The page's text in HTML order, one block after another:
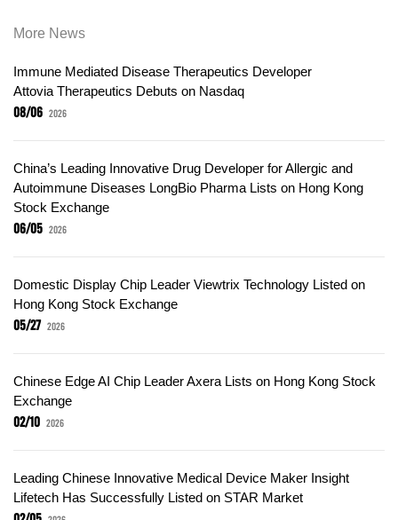
More News
Immune Mediated Disease Therapeutics Developer
Attovia Therapeutics Debuts on Nasdaq
08/06 2026
China’s Leading Innovative Drug Developer for Allergic and
Autoimmune Diseases LongBio Pharma Lists on Hong Kong
Stock Exchange
06/05 2026
Domestic Display Chip Leader Viewtrix Technology Listed on
Hong Kong Stock Exchange
05/27 2026
Chinese Edge AI Chip Leader Axera Lists on Hong Kong Stock
Exchange
02/10 2026
Leading Chinese Innovative Medical Device Maker Insight
Lifetech Has Successfully Listed on STAR Market